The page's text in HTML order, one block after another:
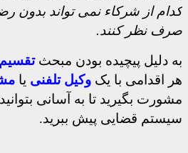
کدام از شرکاء نمی تواند بدون
صرف نظر کنند.
به دلیل پیچیده بودن مبحث
هر اقدامی با یک وکیل تلفنی یا
مشورت بگیرید تا به آسانی
سیستم قضایی پیش ببرید.